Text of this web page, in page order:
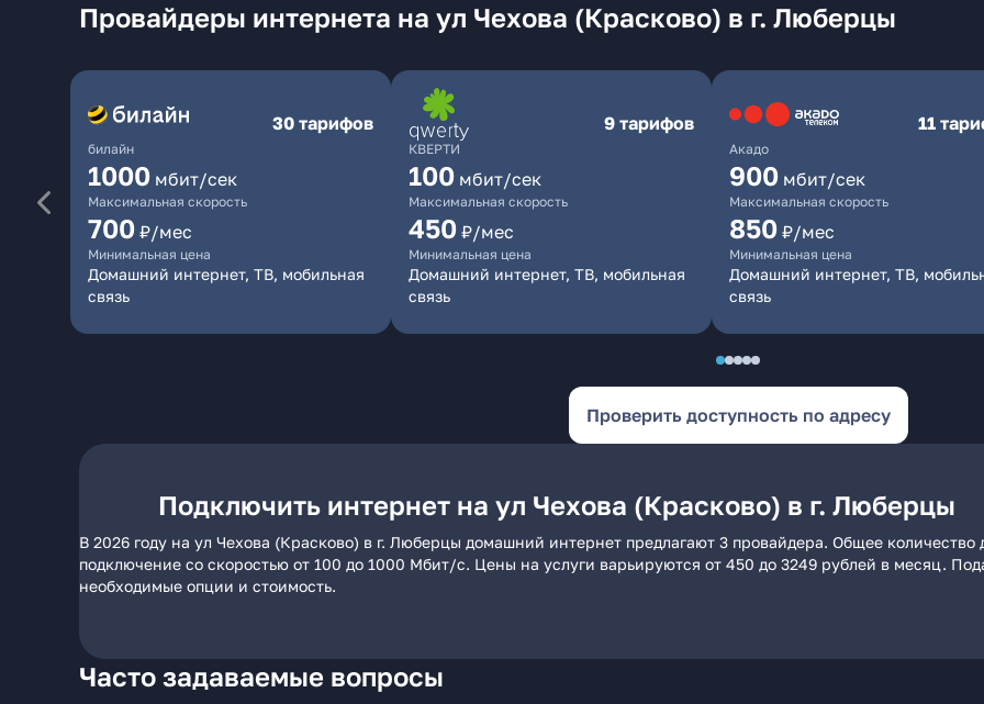
Провайдеры интернета на ул Чехова (Красково) в г. Люберцы
билайн
30 тарифов
1000 мбит/сек
Максимальная скорость
700 ₽/мес
Минимальная цена
Домашний интернет, ТВ, мобильная
связь
КВЕРТИ
9 тарифов
100 мбит/сек
Максимальная скорость
450 ₽/мес
Минимальная цена
Домашний интернет, ТВ, мобильная
связь
Акадо
11
900 мбит/сек
Максимальная скорость
850 ₽/мес
Минимальная цена
Домашний интернет, ТВ,
связь
Проверить доступность по адресу
Подключить интернет на ул Чехова (Красково) в г. Люберцы
В 2026 году на ул Чехова (Красково) в г. Люберцы домашний интернет предлагают 3 провайдера. Общее
подключение со скоростью от 100 до 1000 Мбит/с. Цены на услуги варьируются от 450 до 3249 рублей в месяц.
необходимые опции и стоимость.
Часто задаваемые вопросы